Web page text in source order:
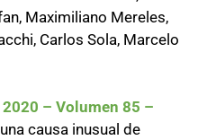
Maximiliano Mereles,
Carlos Sola, Marcelo
2020 – Volumen 85 –
causa inusual de